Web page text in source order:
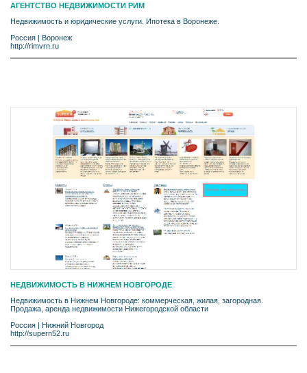
АГЕНТСТВО НЕДВИЖИМОСТИ РИМ
Недвижимость и юридические услуги. Ипотека в Воронеже.
Россия | Воронеж
http://rimvrn.ru
НЕДВИЖИМОСТЬ В НИЖНЕМ НОВГОРОДЕ
Недвижимость в Нижнем Новгороде: коммерческая, жилая, загородная.
Продажа, аренда недвижимости Нижегородской области
Россия | Нижний Новгород
http://supern52.ru